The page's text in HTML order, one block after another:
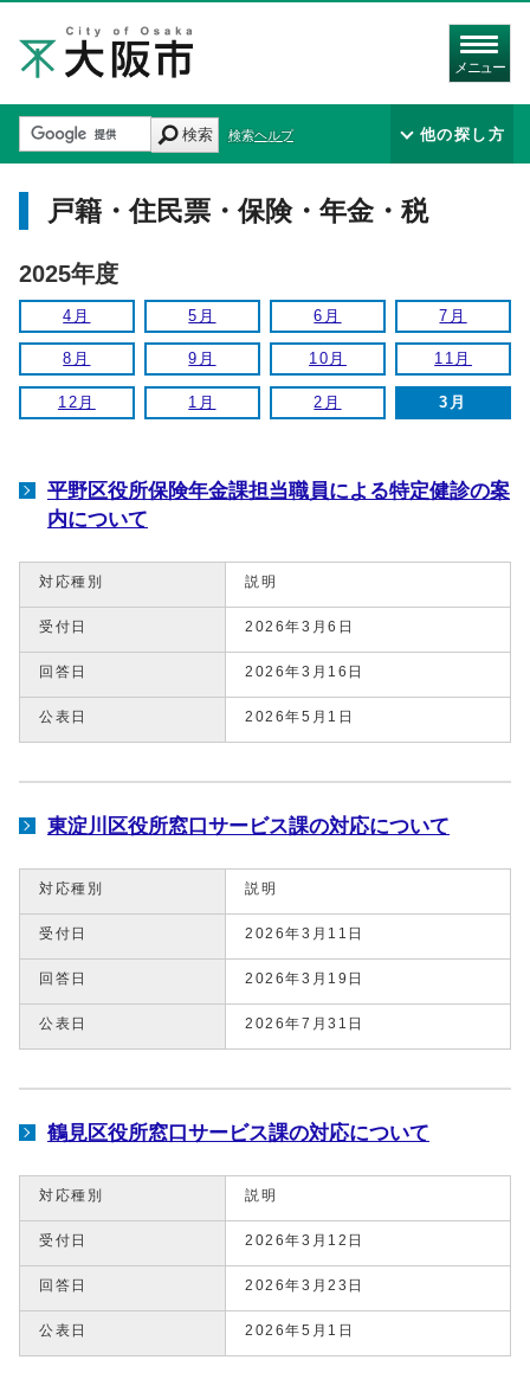
メニュー
検索 検索ヘルプ 他の探し方
戸籍・住民票・保険・年金・税
2025年度
4月 5月 6月 7月
8月 9月 10月 11月
12月 1月 2月 3月
平野区役所保険年金課担当職員による特定健診の案
内について
対応種別 説明
受付日 2026年3月6日
回答日 2026年3月16日
公表日 2026年5月1日
東淀川区役所窓口サービス課の対応について
対応種別 説明
受付日 2026年3月11日
回答日 2026年3月19日
公表日 2026年7月31日
鶴見区役所窓口サービス課の対応について
対応種別 説明
受付日 2026年3月12日
回答日 2026年3月23日
公表日 2026年5月1日